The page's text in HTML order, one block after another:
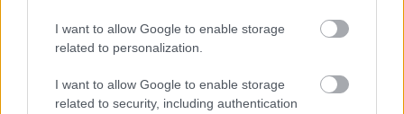
I want to allow Google to enable storage
related to personalization.
I want to allow Google to enable storage
related to security, including authentication
Οι αλλαγές στο σώμα που θεωρούνται φυσιολογικές
με το πέρασμα του χρόνου